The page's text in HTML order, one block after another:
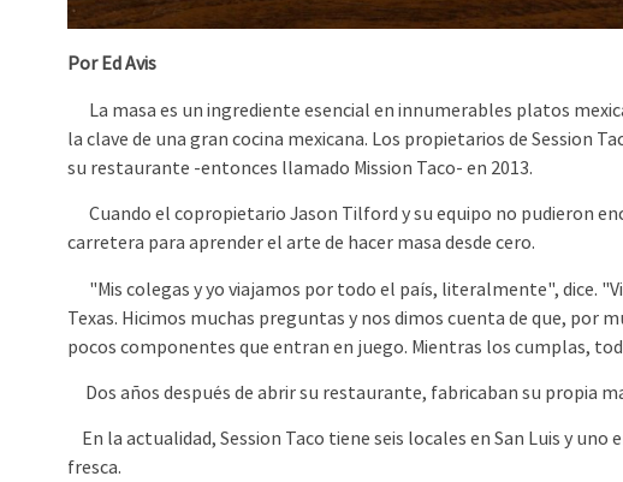
Por Ed Avis
La masa es un ingrediente esencial en innumerables platos
la clave de una gran cocina mexicana. Los propietarios de Session
su restaurante -entonces llamado Mission Taco- en 2013.
Cuando el copropietario Jason Tilford y su equipo no pudieron
carretera para aprender el arte de hacer masa desde cero.
"Mis colegas y yo viajamos por todo el país, literalmente", dice.
Texas. Hicimos muchas preguntas y nos dimos cuenta de que, por
pocos componentes que entran en juego. Mientras los cumplas,
Dos años después de abrir su restaurante, fabricaban su propia
En la actualidad, Session Taco tiene seis locales en San Luis y
fresca.